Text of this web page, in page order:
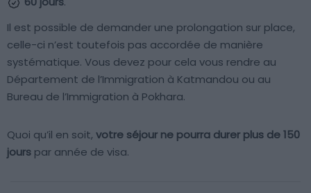
Il est possible de demander une prolongation sur place,
celle-ci n’est toutefois pas accordée de manière
systématique. Vous devez pour cela vous rendre au
Département de l’Immigration à Katmandou ou au
Bureau de l’Immigration à Pokhara.
Quoi qu’il en soit, votre séjour ne pourra durer plus de 150
jours par année de visa.